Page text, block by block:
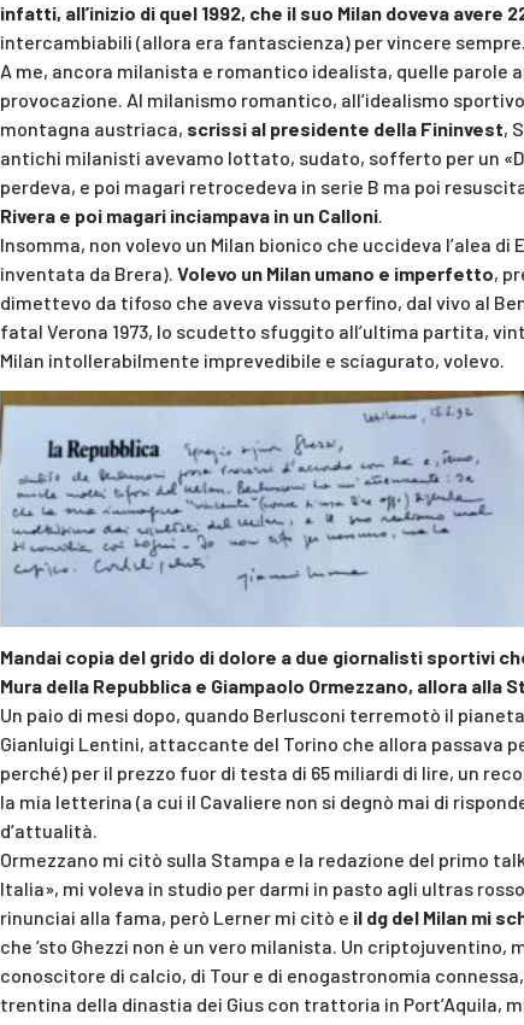
infatti, all’inizio di quel 1992, che il suo Milan doveva
intercambiabili (allora era fantascienza) per vincere
A me, ancora milanista e romantico idealista, quelle parole
provocazione. Al milanismo romantico, all’idealismo
montagna austriaca, scrissi al presidente della Fininvest,
antichi milanisti avevamo lottato, sudato, sofferto per un
perdeva, e poi magari retrocedeva in serie B ma poi
Rivera e poi magari inciampava in un Calloni.
Insomma, non volevo un Milan bionico che uccideva l’alea di
inventata da Brera). Volevo un Milan umano e imperfetto,
dimettevo da tifoso che aveva vissuto perfino, dal vivo al
fatal Verona 1973, lo scudetto sfuggito all’ultima partita,
Milan intollerabilmente imprevedibile e sciagurato, volevo.
Mandai copia del grido di dolore a due giornalisti sportivi
Mura della Repubblica e Giampaolo Ormezzano, allora alla
Un paio di mesi dopo, quando Berlusconi terremotò il
Gianluigi Lentini, attaccante del Torino che allora passava
perché) per il prezzo fuor di testa di 65 miliardi di lire, un
la mia letterina (a cui il Cavaliere non si degnò mai di
d’attualità.
Ormezzano mi citò sulla Stampa e la redazione del primo
Italia», mi voleva in studio per darmi in pasto agli ultras
rinunciai alla fama, però Lerner mi citò e il dg del Milan mi
che ’sto Ghezzi non è un vero milanista. Un criptojuventino,
conoscitore di calcio, di Tour e di enogastronomia
trentina della dinastia dei Gius con trattoria in Port’Aquila,